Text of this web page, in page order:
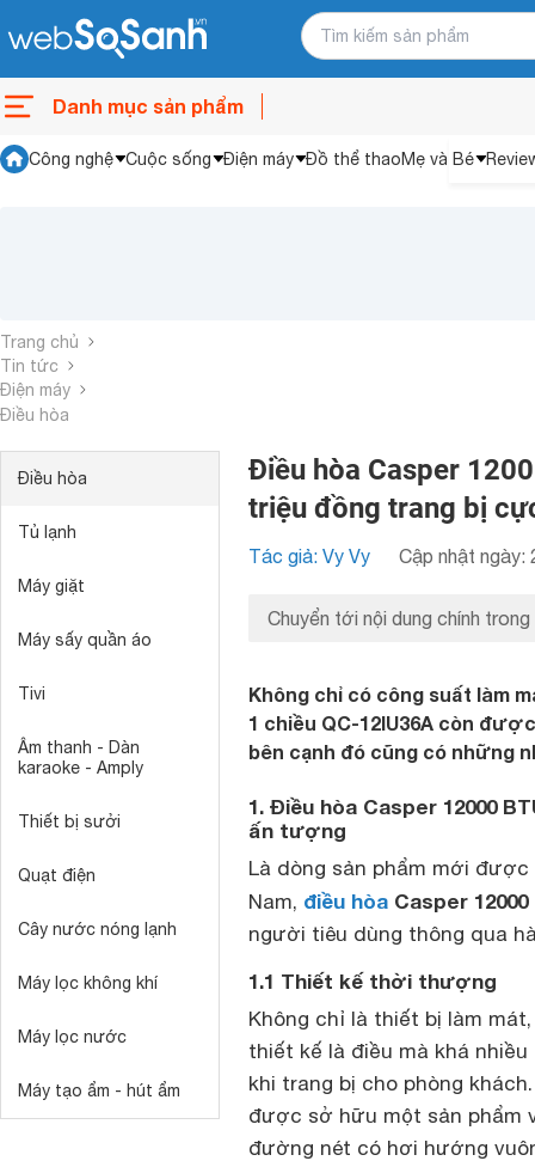
Danh mục sản phẩm
Công nghệ Cuộc sống Điện máy Đồ thể thaoMẹ và Bé
Trang chủ
Tin tức
Điện máy
Điều hòa
Điều hòa
Tủ lạnh
Máy giặt
Máy sấy quần áo
Tivi
Âm thanh - Dàn
karaoke - Amply
Thiết bị sưởi
Quạt điện
Cây nước nóng lạnh
Máy lọc không khí
Máy lọc nước
Máy tạo ẩm - hút ẩm
Điều hòa Casper
triệu đồng trang bị
Tác giả: Vy Vy Cập nhật ngày:
Chuyển tới nội dung chính
Không chỉ có công suất làm
1 chiều QC-12IU36A còn
bên cạnh đó cũng có những
1. Điều hòa Casper 12000
ấn tượng
Là dòng sản phẩm mới
Nam, điều hòa Casper
người tiêu dùng thông qua
1.1 Thiết kế thời thượng
Không chỉ là thiết bị làm
thiết kế là điều mà khá
khi trang bị cho phòng
được sở hữu một sản phẩm
đường nét có hơi hướng